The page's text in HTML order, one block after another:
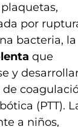
por
bacteria, la
que
y
(PTT).
a niños,